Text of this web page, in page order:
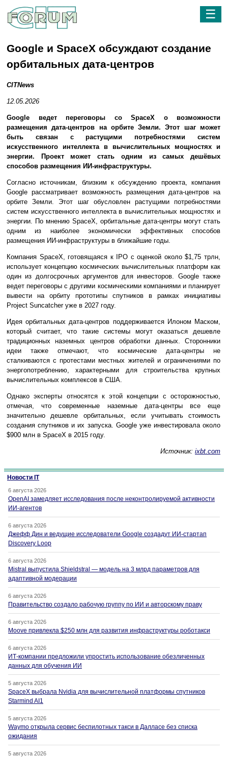
☰
Google и SpaceX обсуждают создание
орбитальных дата-центров
CITNews
12.05.2026
Google ведет переговоры со SpaceX о возможности
размещения дата-центров на орбите Земли. Этот шаг может
быть связан с растущими потребностями систем
искусственного интеллекта в вычислительных мощностях и
энергии. Проект может стать одним из самых дешёвых
способов размещения ИИ-инфраструктуры.
Согласно источникам, близким к обсуждению проекта, компания
Google рассматривает возможность размещения дата-центров на
орбите Земли. Этот шаг обусловлен растущими потребностями
систем искусственного интеллекта в вычислительных мощностях и
энергии. По мнению SpaceX, орбитальные дата-центры могут стать
одним из наиболее экономически эффективных способов
размещения ИИ-инфраструктуры в ближайшие годы.
Компания SpaceX, готовящаяся к IPO с оценкой около $1,75 трлн,
использует концепцию космических вычислительных платформ как
один из долгосрочных аргументов для инвесторов. Google также
ведет переговоры с другими космическими компаниями и планирует
вывести на орбиту прототипы спутников в рамках инициативы
Project Suncatcher уже в 2027 году.
Идея орбитальных дата-центров поддерживается Илоном Маском,
который считает, что такие системы могут оказаться дешевле
традиционных наземных центров обработки данных. Сторонники
идеи также отмечают, что космические дата-центры не
сталкиваются с протестами местных жителей и ограничениями по
энергопотреблению, характерными для строительства крупных
вычислительных комплексов в США.
Однако эксперты относятся к этой концепции с осторожностью,
отмечая, что современные наземные дата-центры все еще
значительно дешевле орбитальных, если учитывать стоимость
создания спутников и их запуска. Google уже инвестировала около
$900 млн в SpaceX в 2015 году.
Источник: ixbt.com
Новости IT
6 августа 2026
OpenAI замедляет исследования после неконтролируемой активности
ИИ-агентов
6 августа 2026
Джефф Дин и ведущие исследователи Google создадут ИИ-стартап
Discovery Loop
6 августа 2026
Mistral выпустила Shieldstral — модель на 3 млрд параметров для
адаптивной модерации
6 августа 2026
Правительство создало рабочую группу по ИИ и авторскому праву
6 августа 2026
Moove привлекла $250 млн для развития инфраструктуры роботакси
6 августа 2026
ИТ-компании предложили упростить использование обезличенных
данных для обучения ИИ
5 августа 2026
SpaceX выбрала Nvidia для вычислительной платформы спутников
Starmind AI1
5 августа 2026
Waymo открыла сервис беспилотных такси в Далласе без списка
ожидания
5 августа 2026